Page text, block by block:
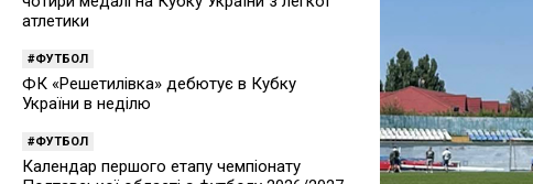
атлетики
ФУТБОЛ
ФК «Решетилівка» дебютує в Кубку
України в неділю
ФУТБОЛ
Календар першого етапу чемпіонату